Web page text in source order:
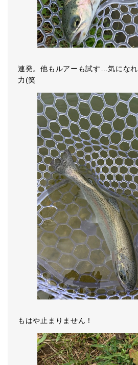
連発。他もルアーも試す…気にな
力(笑
もはや止まりません！